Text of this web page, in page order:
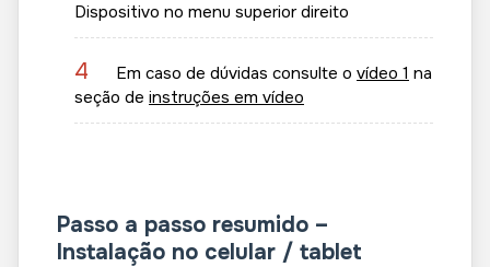
Dispositivo no menu superior direito
4 Em caso de dúvidas consulte o vídeo 1 na
seção de instruções em vídeo
Passo a passo resumido –
Instalação no celular / tablet